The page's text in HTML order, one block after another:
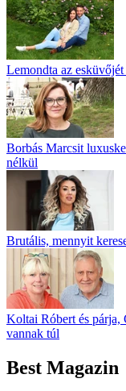
Lemondta az
Borbás Marcsit
nélkül
Brutális, mennyit
Koltai Róbert és párja,
vannak túl
Best Magazin